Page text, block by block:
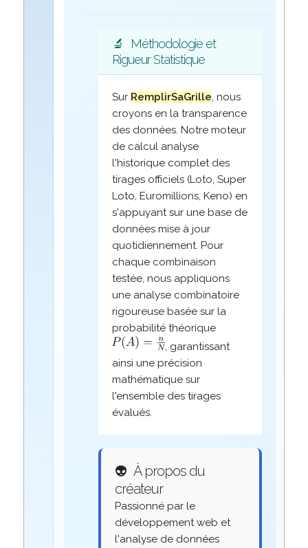
🔬
Méthodologie et
Rigueur Statistique
Sur RemplirSaGrille, nous
croyons en la transparence
des données. Notre moteur
de calcul analyse
l'historique complet des
tirages officiels (Loto, Super
Loto, Euromillions, Keno) en
s'appuyant sur une base de
données mise à jour
quotidiennement. Pour
chaque combinaison
testée, nous appliquons
une analyse combinatoire
rigoureuse basée sur la
probabilité théorique
, garantissant
ainsi une précision
mathématique sur
l'ensemble des tirages
évalués.
👽 À propos du
créateur
Passionné par le
développement web et
l'analyse de données